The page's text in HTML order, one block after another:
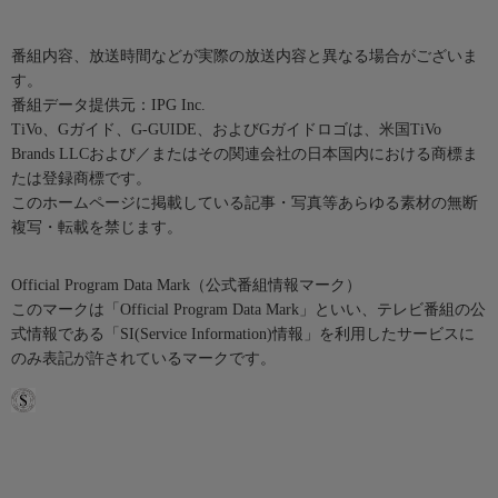
番組内容、放送時間などが実際の放送内容と異なる場合がございま
す。
番組データ提供元：IPG Inc.
TiVo、Gガイド、G-GUIDE、およびGガイドロゴは、米国TiVo
Brands LLCおよび／またはその関連会社の日本国内における商標ま
たは登録商標です。
このホームページに掲載している記事・写真等あらゆる素材の無断
複写・転載を禁じます。
Official Program Data Mark（公式番組情報マーク）
このマークは「Official Program Data Mark」といい、テレビ番組の公
式情報である「SI(Service Information)情報」を利用したサービスに
のみ表記が許されているマークです。